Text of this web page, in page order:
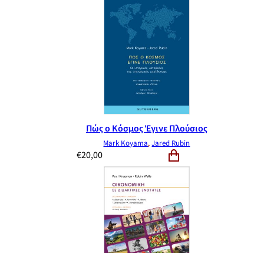
Πώς ο Κόσμος Έγινε Πλούσιος
Mark Koyama,Jared Rubin
€20,00